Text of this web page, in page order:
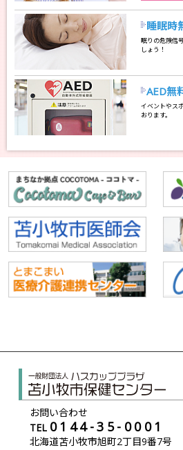
2026/04/01 お知らせ
＜書類のダウンロードにつきまして＞
Microsoft Edgeで申込書・名簿をダウンロー
ロードすることはできません」と表示され
ードができることを確認しています。
【暫定回避策】
1.Edgeの画面右上に出てくる「安全にダウ
ん」というメッセージにマウスカーソルを
2.表示される「…」ボタンをクリックし、「
4.「ファイルを開く」と表示されたらメッ
ことを確認します。
2026/03/24
＜WEB問診動画をアップしました＞
2026年2月13日（金）開催のWEB問診説明
睡眠時
眠りの危険信
しょう！
AED無
イベントやス
おります。
お問い合わせ
TEL 0144-35-0001
北海道苫小牧市旭町2丁目9番7号